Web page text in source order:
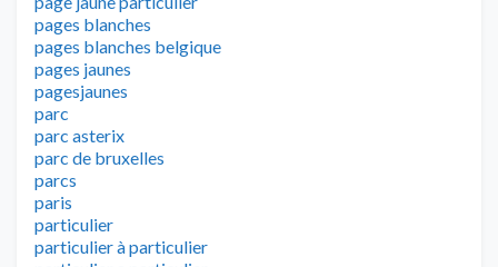
pages blanches
pages blanches belgique
pages jaunes
pagesjaunes
parc
parc asterix
parc de bruxelles
parcs
paris
particulier
particulier à particulier